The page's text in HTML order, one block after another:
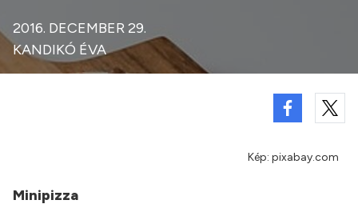
2016. DECEMBER 29.
KANDIKÓ ÉVA
Kép: pixabay.com
Minipizza